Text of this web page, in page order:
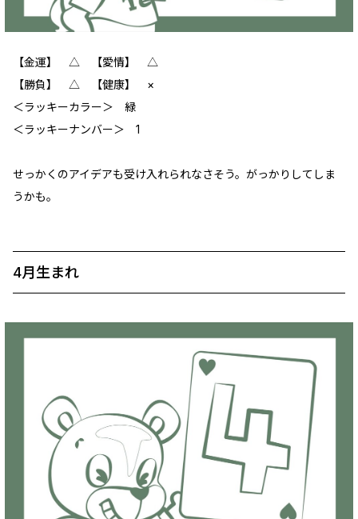
【金運】 △ 【愛情】 ‪△
【勝負】 △ 【健康】 ×
＜ラッキーカラー＞ 緑
＜ラッキーナンバー＞ 1
せっかくのアイデアも受け入れられなさそう。がっかりしてしま
うかも。
4月生まれ